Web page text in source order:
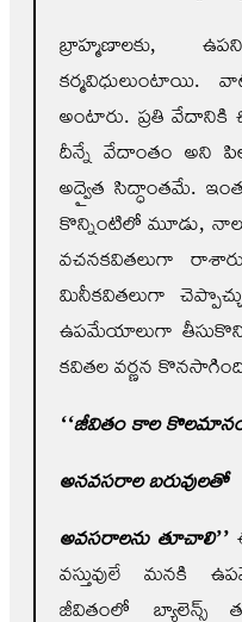
బ్రాహ్మణాలకు,
కర్మవిధులుంటాయి.
అంటారు. ప్రతి వేదానికి
దీన్నే వేదాంతం అని
అద్వైత సిద్ధాంతమే.
కొన్నింటిలో మూడు,
వచనకవితలుగా
మినీకవితలుగా
ఉపమేయాలుగా తీసుకొని
కవితల వర్ణన
‘‘జీవితం కాల
అనవసరాల బరువులతో
అవసరాలను తూచాలి’’
వస్తువులే మనకి
జీవితంలో బ్యాలెన్స్‌